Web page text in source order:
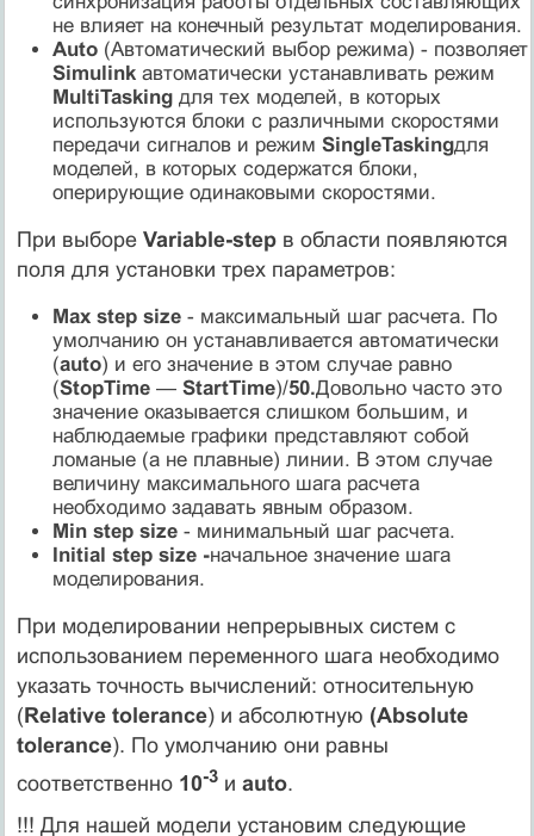
не влияет на конечный результат моделирования.
Auto(Автоматический выбор режима) - позволяет
Simulinkавтоматически устанавливать режим
MultiTaskingдля тех моделей, в которых
используются блоки с различными скоростями
передачи сигналов и режим SingleTaskingдля
моделей, в которых содержатся блоки,
оперирующие одинаковыми скоростями.
При выборе Variable-stepв области появляются
поля для установки трех параметров:
Мах step size- максимальный шаг расчета. По
умолчанию он устанавливается автоматически
(auto) и его значение в этом случае равно
(StopTime— StartTime)/50.Довольно часто это
значение оказывается слишком большим, и
наблюдаемые графики представляют собой
ломаные (а не плавные) линии. В этом случае
величину максимального шага расчета
необходимо задавать явным образом.
Мin step size- минимальный шаг расчета.
Initial step size -начальное значение шага
моделирования.
При моделировании непрерывных систем с
использованием переменного шага необходимо
указать точность вычислений: относительную
(Relative tolerance) и абсолютную (Absolute
tolerance). По умолчанию они равны
соответственно 10-3и auto.
!!! Для нашей модели установим следующие